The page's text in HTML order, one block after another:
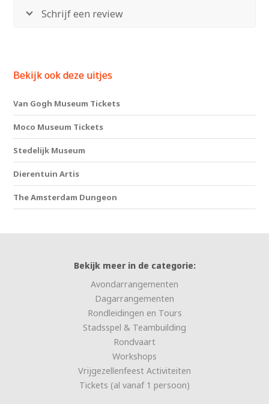
Schrijf een review
Bekijk ook deze uitjes
Van Gogh Museum Tickets
Moco Museum Tickets
Stedelijk Museum
Dierentuin Artis
The Amsterdam Dungeon
Bekijk meer in de categorie:
Avondarrangementen
Dagarrangementen
Rondleidingen en Tours
Stadsspel & Teambuilding
Rondvaart
Workshops
Vrijgezellenfeest Activiteiten
Tickets (al vanaf 1 persoon)